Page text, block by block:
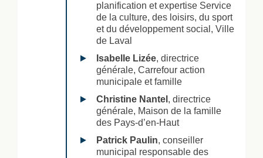
planification et expertise Service
de la culture, des loisirs, du sport
et du développement social, Ville
de Laval
Isabelle Lizée, directrice
générale, Carrefour action
municipale et famille
Christine Nantel , directrice
générale, Maison de la famille
des Pays-d’en-Haut
Patrick Paulin, conseiller
municipal responsable des